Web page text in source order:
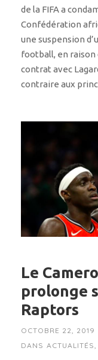
de la FIFA a
Confédération
une suspension
football, en raison
contrat avec
contraire aux
Le
prolonge
Raptors
OCTOBRE 22, 2019
DANS ACTUALITÉS